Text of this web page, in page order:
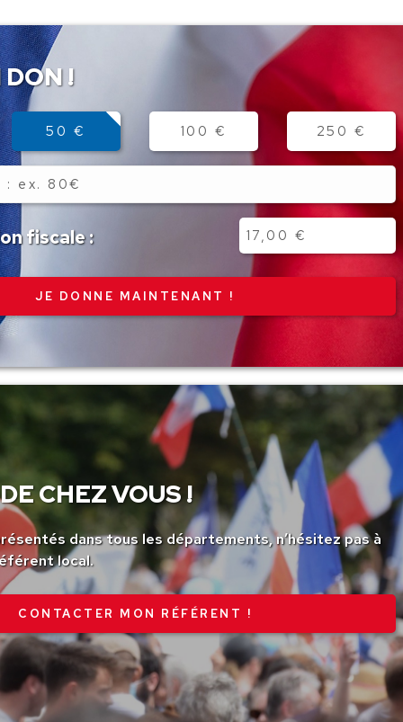
!
50 € 100 € 250 €
fiscale :
CHEZ VOUS !
dans tous les départements, n’hésitez pas à
local.
CONTACTER MON RÉFÉRENT !